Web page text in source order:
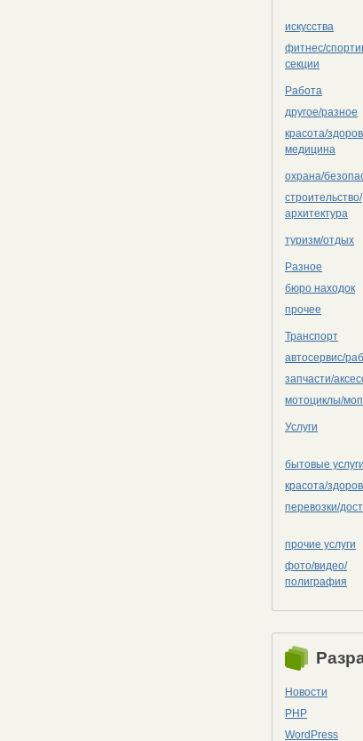
искусства
фитнес/
секции
Работа
другое/разное
красота/
медицина
охрана/
строительство/
архитектура
туризм/отдых
Разное
бюро находок
прочее
Транспорт
автосервис/
запчасти/
мотоциклы/
Услуги
бытовые услуги
красота/
перевозки/
прочие услуги
фото/видео/
полиграфия
Новости
PHP
WordPress